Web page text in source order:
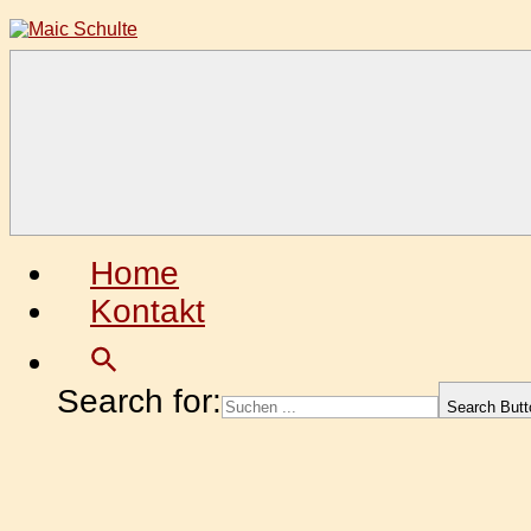
Zum
Inhalt
Home
Kontakt
Search for: Search